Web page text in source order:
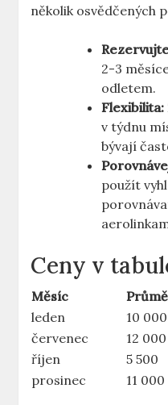
několik osvědčených
2-3
odletem.
Flexibilita:
v týdnu
bývají
použít
Ceny v
Měsíc
leden
10 000
červenec
12 000
říjen
5 500
prosinec
11 000